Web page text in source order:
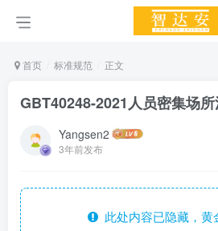
首页 标准规范 正文
GBT40248-2021人员密集场
Yangsen2
3年前发布
此处内容已隐藏，黄